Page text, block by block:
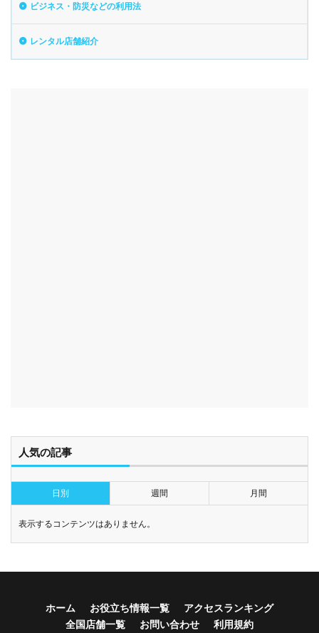
ビジネス・防災などの利用法
レンタル店舗紹介
人気の記事
日別 週間 月間
表示するコンテンツはありません。
ホーム お役立ち情報一覧
アクセスランキング
全国店舗一覧
お問い合わせ 利用規約